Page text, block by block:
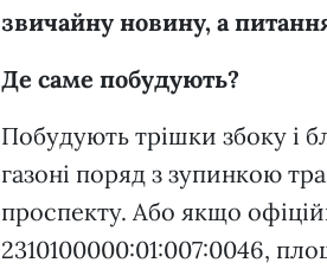
звичайну новину, а
Де саме побудують?
Побудують трішки збоку і
газоні поряд з зупинкою
проспекту. Або якщо
2310100000:01:007:0046,